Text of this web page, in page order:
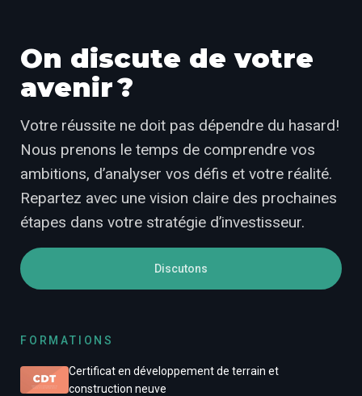
On discute de votre
avenir ?
Votre réussite ne doit pas dépendre du hasard!
Nous prenons le temps de comprendre vos
ambitions, d’analyser vos défis et votre réalité.
Repartez avec une vision claire des prochaines
étapes dans votre stratégie d’investisseur.
Discutons
FORMATIONS
Certificat en développement de terrain et
construction neuve